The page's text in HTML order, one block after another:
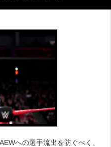
への選手流出を防ぐべく、